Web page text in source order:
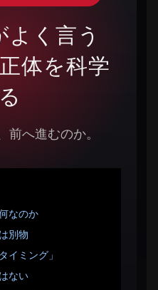
よく言う
体を科学
前へ進むのか。
なのか
別物
イミング」
ない